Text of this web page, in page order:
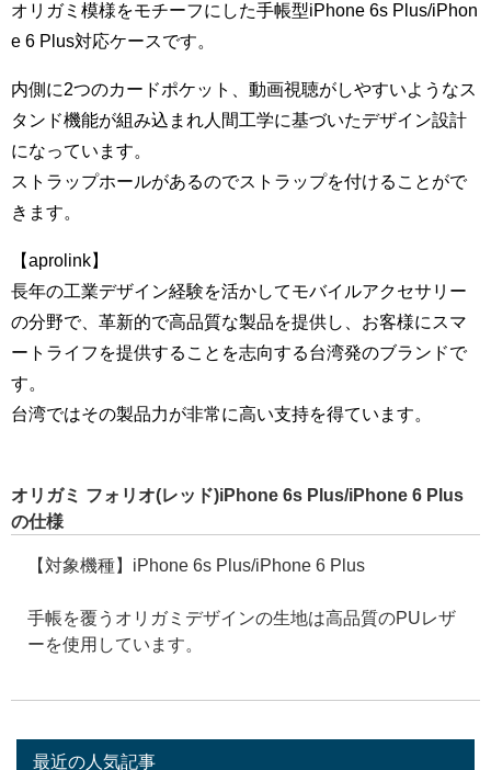
オリガミ模様をモチーフにした手帳型iPhone 6s Plus/iPhon
e 6 Plus対応ケースです。
内側に2つのカードポケット、動画視聴がしやすいようなス
タンド機能が組み込まれ人間工学に基づいたデザイン設計
になっています。
ストラップホールがあるのでストラップを付けることがで
きます。
【aprolink】
長年の工業デザイン経験を活かしてモバイルアクセサリー
の分野で、革新的で高品質な製品を提供し、お客様にスマ
ートライフを提供することを志向する台湾発のブランドで
す。
台湾ではその製品力が非常に高い支持を得ています。
オリガミ フォリオ(レッド)iPhone 6s Plus/iPhone 6 Plus
の仕様
【対象機種】iPhone 6s Plus/iPhone 6 Plus
手帳を覆うオリガミデザインの生地は高品質のPUレザ
ーを使用しています。
最近の人気記事